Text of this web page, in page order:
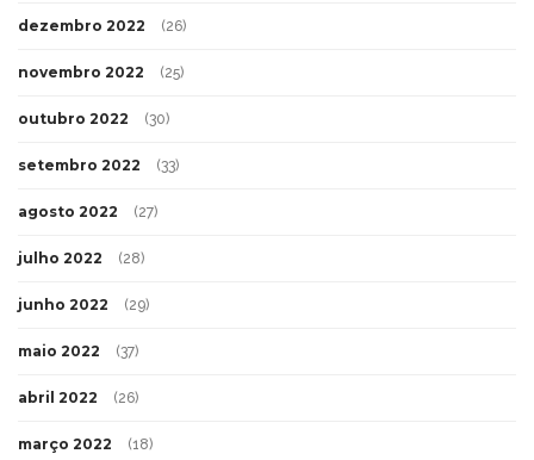
dezembro 2022 (26)
novembro 2022 (25)
outubro 2022 (30)
setembro 2022 (33)
agosto 2022 (27)
julho 2022 (28)
junho 2022 (29)
maio 2022 (37)
abril 2022 (26)
março 2022 (18)